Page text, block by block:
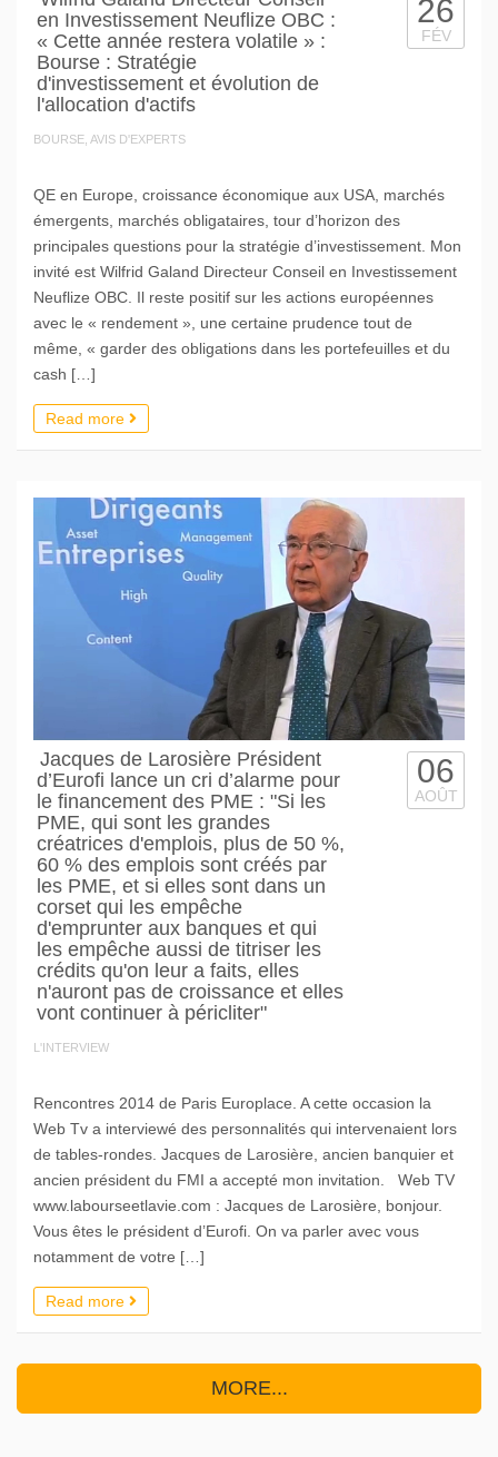
en Investissement Neuflize OBC :
« Cette année restera volatile » :
Bourse : Stratégie
d'investissement et évolution de
l'allocation d'actifs
BOURSE, AVIS D'EXPERTS
26
FÉV
QE en Europe, croissance économique aux USA, marchés
émergents, marchés obligataires, tour d’horizon des
principales questions pour la stratégie d’investissement. Mon
invité est Wilfrid Galand Directeur Conseil en Investissement
Neuflize OBC. Il reste positif sur les actions européennes
avec le « rendement », une certaine prudence tout de
même, « garder des obligations dans les portefeuilles et du
cash […]
Read more
Jacques de Larosière Président
d’Eurofi lance un cri d’alarme pour
le financement des PME : "Si les
PME, qui sont les grandes
créatrices d'emplois, plus de 50 %,
60 % des emplois sont créés par
les PME, et si elles sont dans un
corset qui les empêche
d'emprunter aux banques et qui
les empêche aussi de titriser les
crédits qu'on leur a faits, elles
n'auront pas de croissance et elles
vont continuer à péricliter"
L'INTERVIEW
06
AOÛT
Rencontres 2014 de Paris Europlace. A cette occasion la
Web Tv a interviewé des personnalités qui intervenaient lors
de tables-rondes. Jacques de Larosière, ancien banquier et
ancien président du FMI a accepté mon invitation. Web TV
www.labourseetlavie.com : Jacques de Larosière, bonjour.
Vous êtes le président d’Eurofi. On va parler avec vous
notamment de votre […]
Read more
MORE...